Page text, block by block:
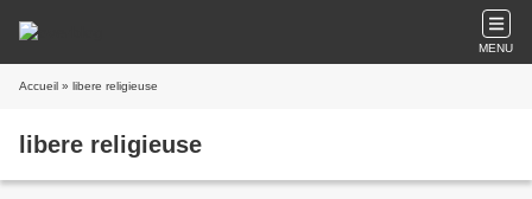
MENU
Accueil » libere religieuse
libere religieuse